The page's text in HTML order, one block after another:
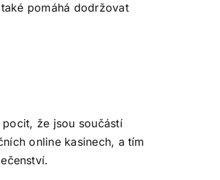
pomáhá dodržovat
že jsou součástí
online kasinech, a tím